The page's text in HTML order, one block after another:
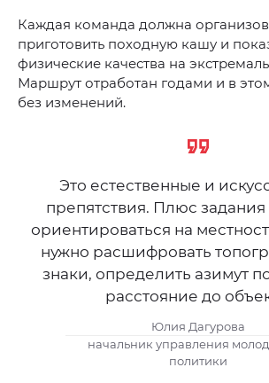
Каждая команда должна
приготовить походную кашу и
физические качества на
Маршрут отработан годами и в
без изменений.
Это естественные и
препятствия. Плюс
ориентироваться на
нужно расшифровать
знаки, определить азимут
расстояние до
Юлия Дагурова
начальник управления
политики